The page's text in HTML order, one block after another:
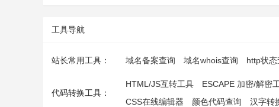
工具导航
站长常用工具： 域名备案查询 域名whois查询 http状态
代码转换工具：
HTML/JS互转工具 ESCAPE 加密/解密
CSS在线编辑器
颜色代码查询 汉字转